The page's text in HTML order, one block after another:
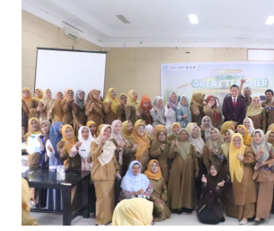
WN
NUSANTARA
WN
JOGJA
WN
JATIM
WN